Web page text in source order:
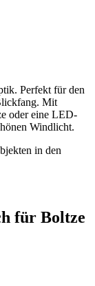
Perfekt für den
Mit
oder eine LED-
Windlicht.
in den
für Boltze